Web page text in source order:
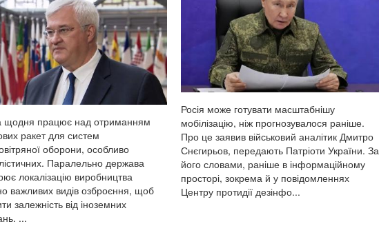
щодня працює над отриманням
ракет для систем
оборони, особливо
Паралельно держава
локалізацію виробництва
важливих видів озброєння, щоб
залежність від іноземних
...
Росія може готувати масштабнішу
мобілізацію, ніж прогнозувалося раніше.
Про це заявив військовий аналітик Дмитро
Снєгирьов, передають Патріоти України. За
його словами, раніше в інформаційному
просторі, зокрема й у повідомленнях
Центру протидії дезінфо...